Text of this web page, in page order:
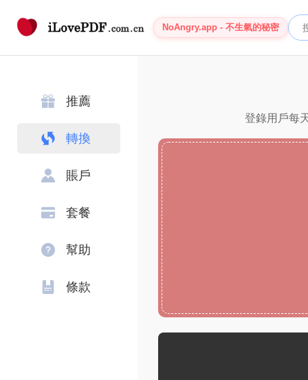
NoAngry.app - 不生氣的秘密
推薦
轉換
賬戶
套餐
幫助
條款
登錄用戶每